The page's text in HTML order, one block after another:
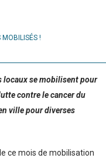
!
locaux se mobilisent pour
contre le cancer du
ville pour diverses
ce mois de mobilisation